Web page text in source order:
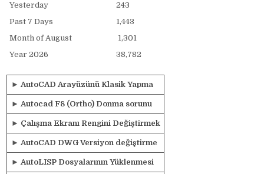
Yesterday
243
Past 7 Days
1,443
Month of August
1,301
Year 2026
38,782
► AutoCAD Arayüzünü Klasik Yapma
► Autocad F8 (Ortho) Donma sorunu
► Çalışma Ekranı Rengini Değiştirmek
► AutoCAD DWG Versiyon değiştirme
► AutoLISP Dosyalarının Yüklenmesi